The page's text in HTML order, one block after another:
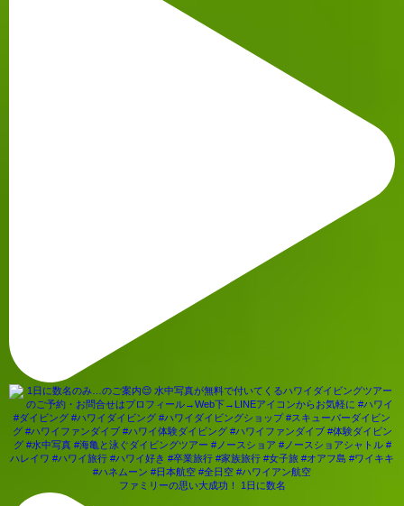
ファミリーの思い大成功！ 1日に数名